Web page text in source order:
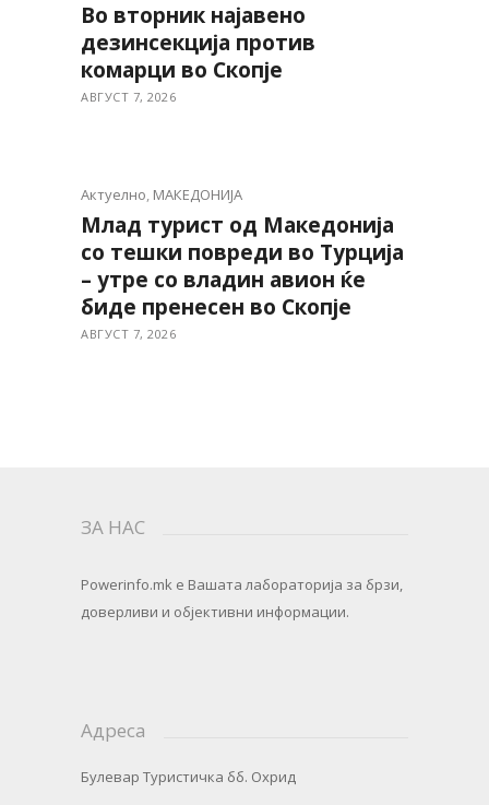
Во вторник најавено
дезинсекција против
комарци во Скопје
АВГУСТ 7, 2026
Актуелно, МАКЕДОНИЈА
Млад турист од Македонија
со тешки повреди во Турција
– утре со владин авион ќе
биде пренесен во Скопје
АВГУСТ 7, 2026
ЗА НАС
Powerinfo.mk e Вашата лабораторија за брзи,
доверливи и објективни информации.
Адреса
Булевар Туристичка бб. Охрид